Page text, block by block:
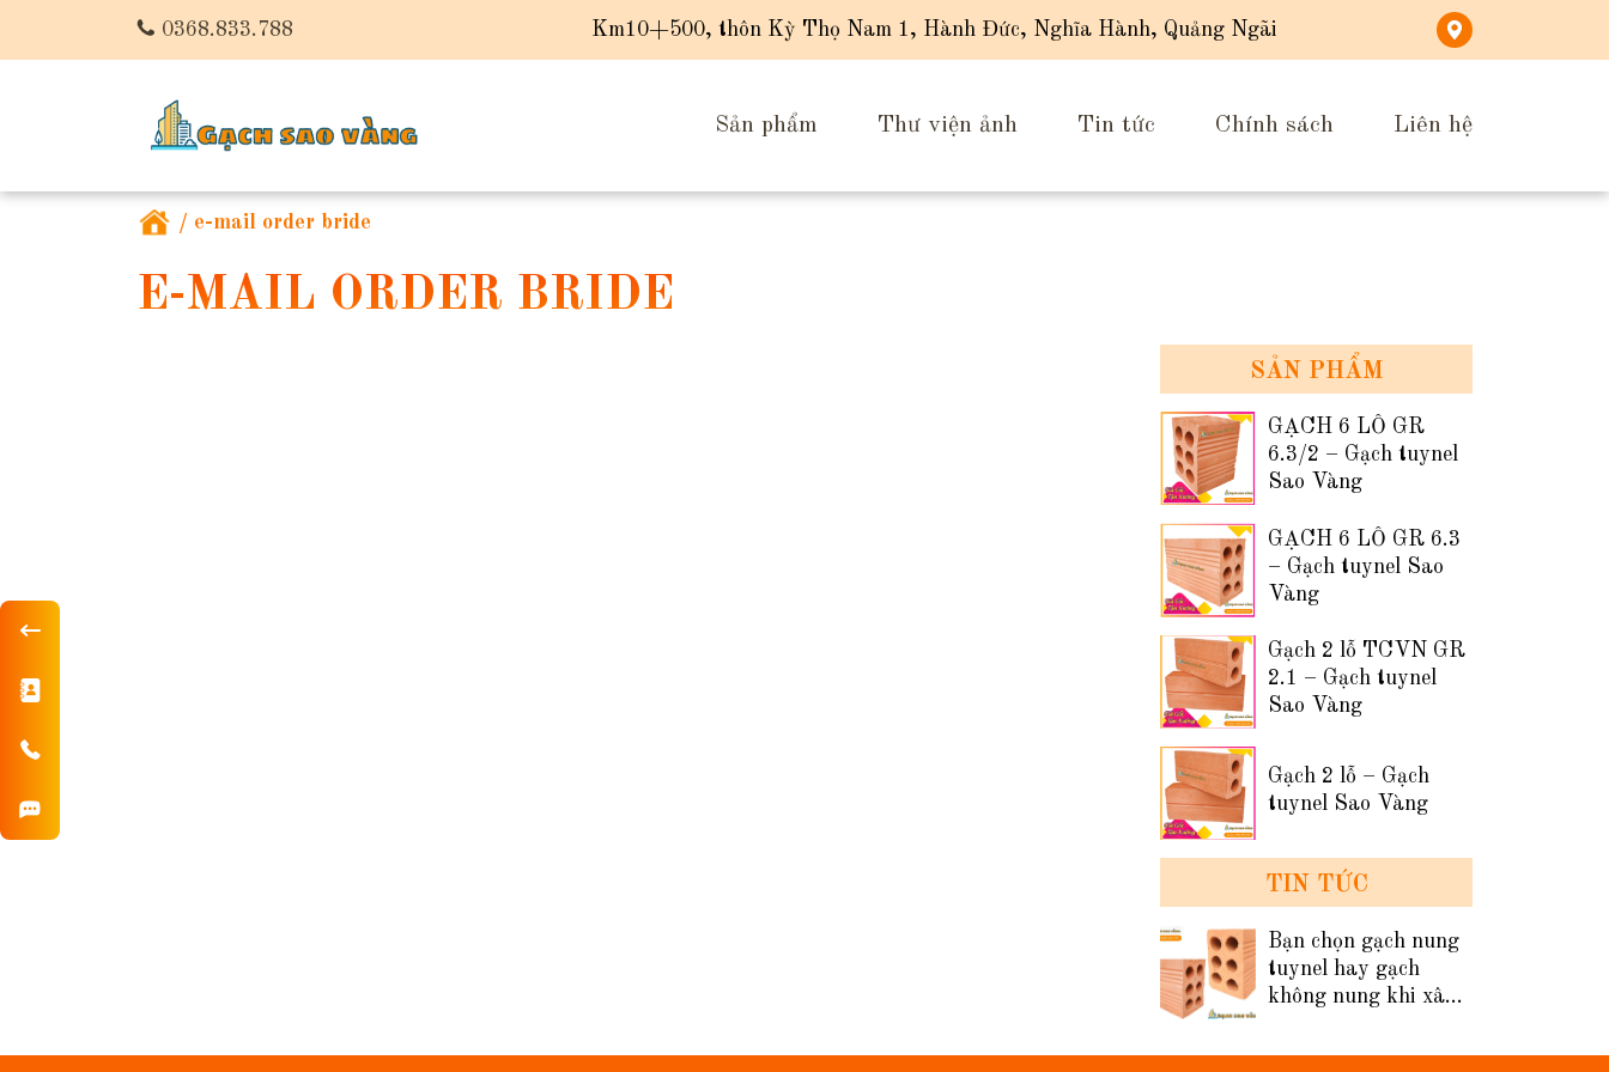
0368.833.788 Km10+500, thôn Kỳ Thọ Nam 1, Hành Đức, Nghĩa Hành, Quảng Ngãi
Sản phẩm Thư viện ảnh Tin tức Chính sách Liên hệ
/ e-mail order bride
E-MAIL ORDER BRIDE
SẢN PHẨM
GẠCH 6 LỖ GR
6.3/2 – Gạch tuynel
Sao Vàng
GẠCH 6 LỖ GR 6.3
– Gạch tuynel Sao
Vàng
Gạch 2 lỗ TCVN GR
2.1 – Gạch tuynel
Sao Vàng
Gạch 2 lỗ – Gạch
tuynel Sao Vàng
TIN TỨC
Bạn chọn gạch nung
tuynel hay gạch
không nung khi xây